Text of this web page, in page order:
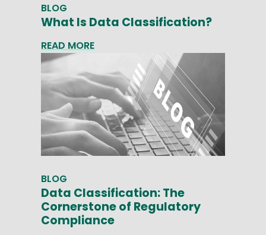
BLOG
What Is Data Classification?
READ MORE
BLOG
Data Classification: The
Cornerstone of Regulatory
Compliance